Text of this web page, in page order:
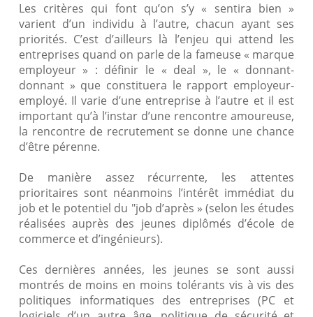
Les critères qui font qu’on s’y « sentira bien »
varient d’un individu à l’autre, chacun ayant ses
priorités. C’est d’ailleurs là l’enjeu qui attend les
entreprises quand on parle de la fameuse « marque
employeur » : définir le « deal », le « donnant-
donnant » que constituera le rapport employeur-
employé. Il varie d’une entreprise à l’autre et il est
important qu’à l’instar d’une rencontre amoureuse,
la rencontre de recrutement se donne une chance
d’être pérenne.
De manière assez récurrente, les attentes
prioritaires sont néanmoins l’intérêt immédiat du
job et le potentiel du "job d’après » (selon les études
réalisées auprès des jeunes diplômés d’école de
commerce et d’ingénieurs).
Ces dernières années, les jeunes se sont aussi
montrés de moins en moins tolérants vis à vis des
politiques informatiques des entreprises (PC et